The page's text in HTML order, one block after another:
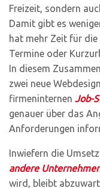
Freizeit, sondern
Damit gibt es
hat mehr Zeit für
Termine oder
In diesem
zwei neue
firmeninternen Job-
genauer über das
Anforderungen
Inwiefern die
andere
wird, bleibt